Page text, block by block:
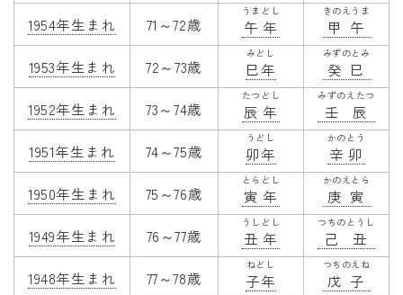
1954年生まれ 71～72歳 午年
うまどし
甲午
きのえうま
1953年生まれ 72～73歳 巳年
みどし
癸巳
みずのとみ
1952年生まれ 73～74歳 辰年
たつどし
壬辰
みずのえたつ
1951年生まれ 74～75歳 卯年
うどし
辛卯
かのとう
1950年生まれ 75～76歳 寅年
とらどし
庚寅
かのえとら
1949年生まれ 76～77歳 丑年
うしどし
己丑
つちのとうし
1948年生まれ 77～78歳 子年
ねどし
戊子
つちのえね